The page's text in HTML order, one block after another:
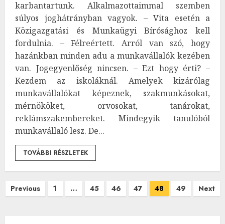
karbantartunk. Alkalmazottaimmal szemben
súlyos joghátrányban vagyok. – Vita esetén a
Közigazgatási és Munkaügyi Bírósághoz kell
fordulnia. – Félreértett. Arról van szó, hogy
hazánkban minden adu a munkavállalók kezében
van. Jogegyenlőség nincsen. – Ezt hogy érti? –
Kezdem az iskoláknál. Amelyek kizárólag
munkavállalókat képeznek, szakmunkásokat,
mérnököket, orvosokat, tanárokat,
reklámszakembereket. Mindegyik tanulóból
munkavállaló lesz. De...
TOVÁBBI RÉSZLETEK
Bejegyzések
Previous 1 … 45 46 47 48 49 Next